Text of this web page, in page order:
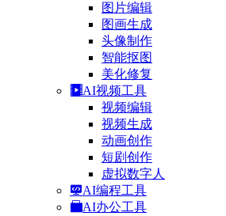
图片编辑
图画生成
头像制作
智能抠图
美化修复
AI视频工具
视频编辑
视频生成
动画创作
短剧创作
虚拟数字人
AI编程工具
AI办公工具